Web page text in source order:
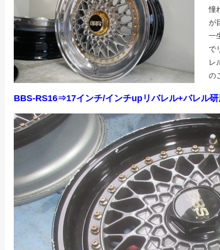
憧
が
一
で
レ
の
BBS-RS16⇒17インチ/インチupリバレル+バレル